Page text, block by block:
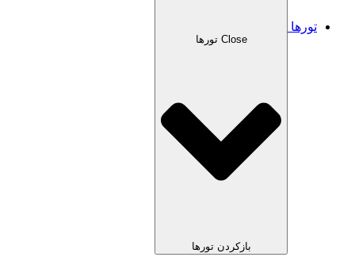
تورها
Close تورها
بازکردن تورها